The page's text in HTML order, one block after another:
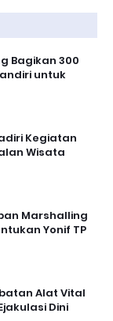
Bagikan 300
untuk
Kegiatan
Wisata
Marshalling
Yonif TP
Alat Vital
Dini